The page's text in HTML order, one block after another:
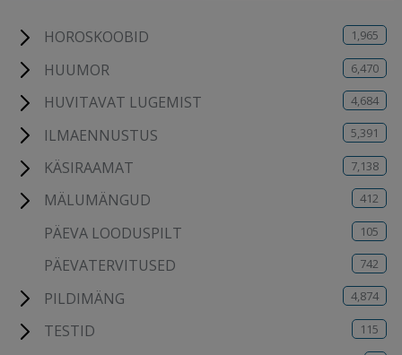
HOROSKOOBID 1,965
HUUMOR 6,470
HUVITAVAT LUGEMIST 4,684
ILMAENNUSTUS 5,391
KÄSIRAAMAT 7,138
MÄLUMÄNGUD 412
PÄEVA LOODUSPILT 105
PÄEVATERVITUSED 742
PILDIMÄNG 4,874
TESTID 115